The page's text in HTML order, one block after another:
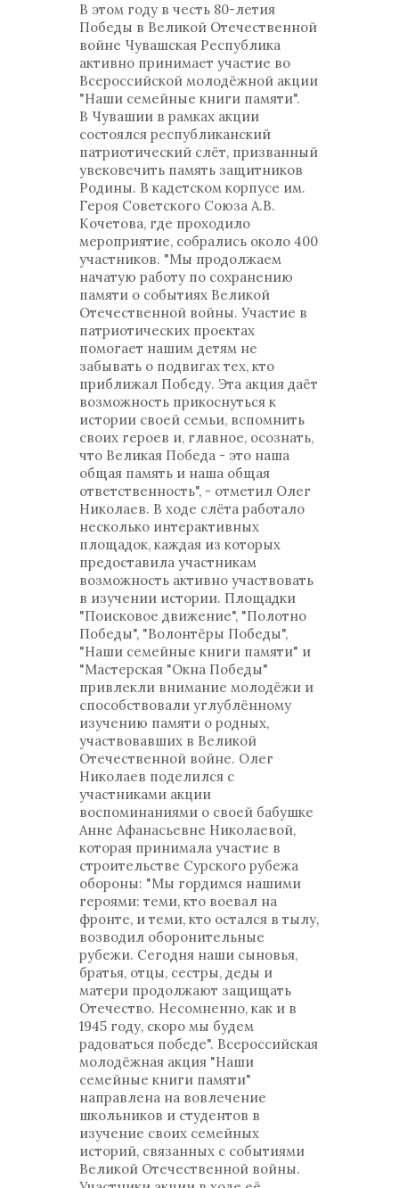
В этом году в честь 80-летия
Победы в Великой Отечественной
войне Чувашская Республика
активно принимает участие во
Всероссийской молодёжной акции
"Наши семейные книги памяти".
В Чувашии в рамках акции
состоялся республиканский
патриотический слёт, призванный
увековечить память защитников
Родины. В кадетском корпусе им.
Героя Советского Союза А.В.
Кочетова, где проходило
мероприятие, собрались около 400
участников. "Мы продолжаем
начатую работу по сохранению
памяти о событиях Великой
Отечественной войны. Участие в
патриотических проектах
помогает нашим детям не
забывать о подвигах тех, кто
приближал Победу. Эта акция даёт
возможность прикоснуться к
истории своей семьи, вспомнить
своих героев и, главное, осознать,
что Великая Победа - это наша
общая память и наша общая
ответственность", - отметил Олег
Николаев. В ходе слёта работало
несколько интерактивных
площадок, каждая из которых
предоставила участникам
возможность активно участвовать
в изучении истории. Площадки
"Поисковое движение", "Полотно
Победы", "Волонтёры Победы",
"Наши семейные книги памяти" и
"Мастерская "Окна Победы"
привлекли внимание молодёжи и
способствовали углублённому
изучению памяти о родных,
участвовавших в Великой
Отечественной войне. Олег
Николаев поделился с
участниками акции
воспоминаниями о своей бабушке
Анне Афанасьевне Николаевой,
которая принимала участие в
строительстве Сурского рубежа
обороны: "Мы гордимся нашими
героями: теми, кто воевал на
фронте, и теми, кто остался в тылу,
возводил оборонительные
рубежи. Сегодня наши сыновья,
братья, отцы, сестры, деды и
матери продолжают защищать
Отечество. Несомненно, как и в
1945 году, скоро мы будем
радоваться победе". Всероссийская
молодёжная акция "Наши
семейные книги памяти"
направлена на вовлечение
школьников и студентов в
изучение своих семейных
историй, связанных с событиями
Великой Отечественной войны.